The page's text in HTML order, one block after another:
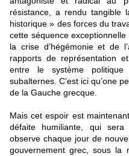
résistance, a rendu tangible
historique » des forces du
cette séquence
la crise d’hégémonie et de
rapports de représentation
entre le système
subalternes. C’est ici qu’one
de la Gauche grecque.
Mais cet espoir est
défaite humiliante, qui
observe chaque jour de
gouvernement grec, sous la